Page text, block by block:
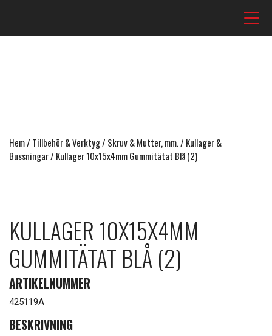
Hem/ Tillbehör & Verktyg/ Skruv & Mutter, mm./ Kullager &
Bussningar/ Kullager 10x15x4mm Gummitätat Blå (2)
KULLAGER 10X15X4MM
GUMMITÄTAT BLÅ (2)
ARTIKELNUMMER
425119A
BESKRIVNING